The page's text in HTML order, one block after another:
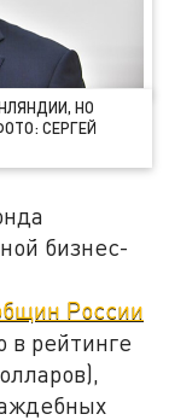
НО
СЕРГЕЙ
бизнес-
России
в рейтинге